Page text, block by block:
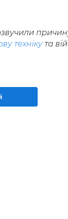
технікута